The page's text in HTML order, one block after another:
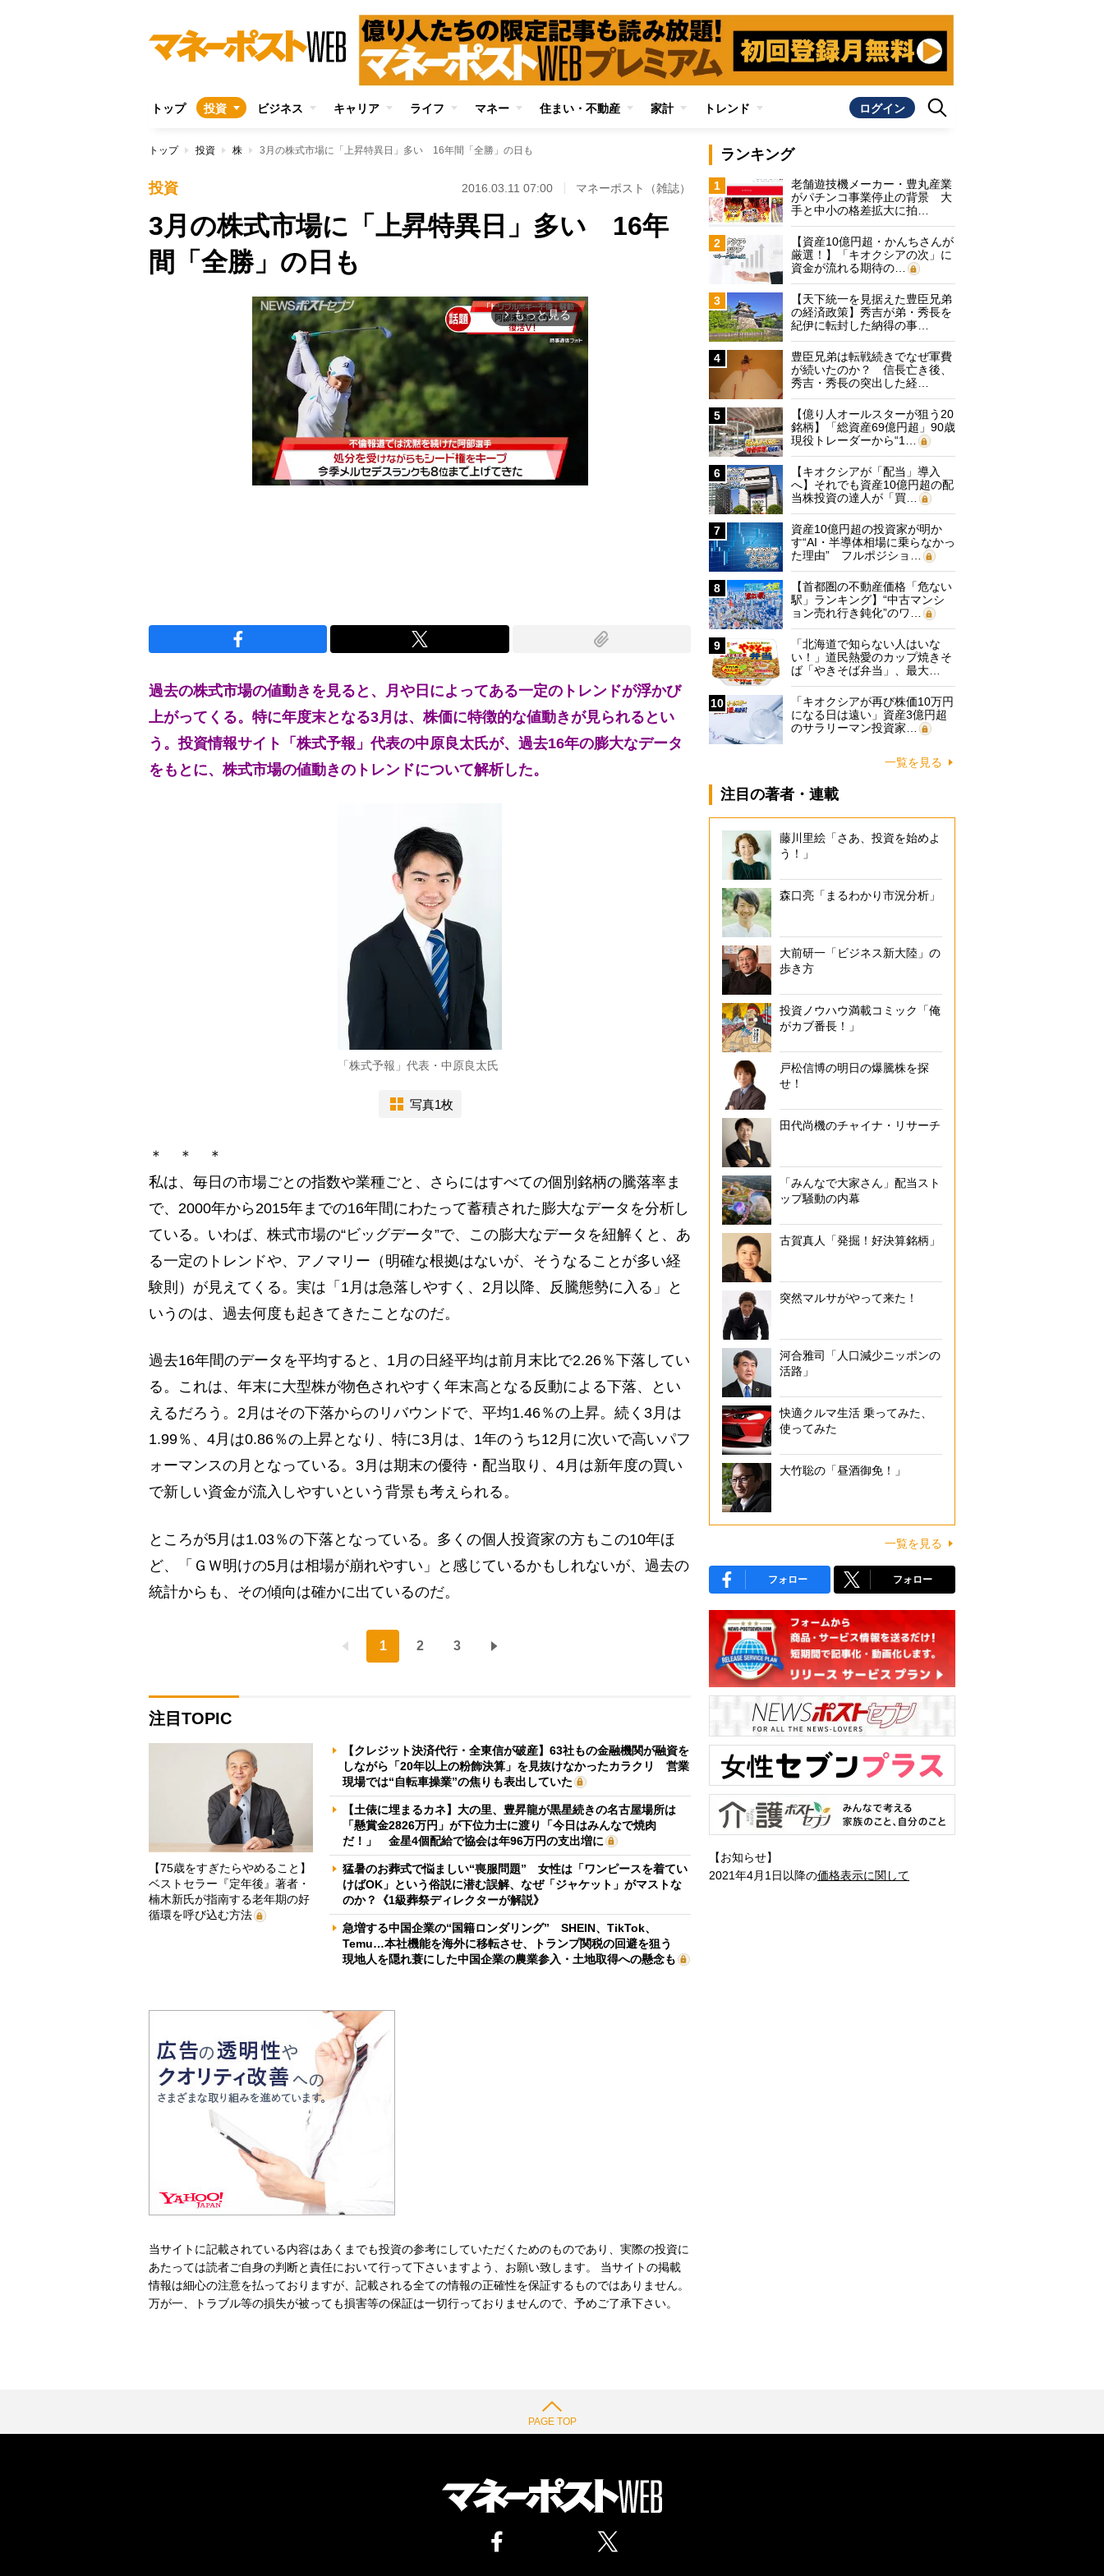
トップ 投資 ビジネス キャリア ライフ マネー 住まい・不動産 家計 トレンド ログイン
トップ 投資 株 3月の株式市場に「上昇特異日」多い 16年間「全勝」の日も
投資 2016.03.11 07:00 マネーポスト（雑誌）
3月の株式市場に「上昇特異日」多い 16年
間「全勝」の日も
arrow_forward_ios もっと見る
過去の株式市場の値動きを見ると、月や日によってある一定のトレンドが浮かび
上がってくる。特に年度末となる3月は、株価に特徴的な値動きが見られるとい
う。投資情報サイト「株式予報」代表の中原良太氏が、過去16年の膨大なデータ
をもとに、株式市場の値動きのトレンドについて解析した。
「株式予報」代表・中原良太氏
写真1枚
＊ ＊ ＊
私は、毎日の市場ごとの指数や業種ごと、さらにはすべての個別銘柄の騰落率ま
で、2000年から2015年までの16年間にわたって蓄積された膨大なデータを分析し
ている。いわば、株式市場の“ビッグデータ”で、この膨大なデータを紐解くと、あ
る一定のトレンドや、アノマリー（明確な根拠はないが、そうなることが多い経
験則）が見えてくる。実は「1月は急落しやすく、2月以降、反騰態勢に入る」と
いうのは、過去何度も起きてきたことなのだ。
過去16年間のデータを平均すると、1月の日経平均は前月末比で2.26％下落してい
る。これは、年末に大型株が物色されやすく年末高となる反動による下落、とい
えるだろう。2月はその下落からのリバウンドで、平均1.46％の上昇。続く3月は
1.99％、4月は0.86％の上昇となり、特に3月は、1年のうち12月に次いで高いパフ
ォーマンスの月となっている。3月は期末の優待・配当取り、4月は新年度の買い
で新しい資金が流入しやすいという背景も考えられる。
ところが5月は1.03％の下落となっている。多くの個人投資家の方もこの10年ほ
ど、「ＧＷ明けの5月は相場が崩れやすい」と感じているかもしれないが、過去の
統計からも、その傾向は確かに出ているのだ。
1 2 3
注目TOPIC
【75歳をすぎたらやめること】
ベストセラー『定年後』著者・
楠木新氏が指南する老年期の好
循環を呼び込む方法
【クレジット決済代行・全東信が破産】63社もの金融機関が融資を
しながら「20年以上の粉飾決算」を見抜けなかったカラクリ 営業
現場では“自転車操業”の焦りも表出していた
【土俵に埋まるカネ】大の里、豊昇龍が黒星続きの名古屋場所は
「懸賞金2826万円」が下位力士に渡り「今日はみんなで焼肉
だ！」 金星4個配給で協会は年96万円の支出増に
猛暑のお葬式で悩ましい“喪服問題” 女性は「ワンピースを着てい
けばOK」という俗説に潜む誤解、なぜ「ジャケット」がマストな
のか？《1級葬祭ディレクターが解説》
急増する中国企業の“国籍ロンダリング” SHEIN、TikTok、
Temu…本社機能を海外に移転させ、トランプ関税の回避を狙う
現地人を隠れ蓑にした中国企業の農業参入・土地取得への懸念も
当サイトに記載されている内容はあくまでも投資の参考にしていただくためのものであり、実際の投資に
あたっては読者ご自身の判断と責任において行って下さいますよう、お願い致します。 当サイトの掲載
情報は細心の注意を払っておりますが、記載される全ての情報の正確性を保証するものではありません。
万が一、トラブル等の損失が被っても損害等の保証は一切行っておりませんので、予めご了承下さい。
ランキング
1
老舗遊技機メーカー・豊丸産業
がパチンコ事業停止の背景 大
手と中小の格差拡大に拍…
2
【資産10億円超・かんちさんが
厳選！】「キオクシアの次」に
資金が流れる期待の…
3
【天下統一を見据えた豊臣兄弟
の経済政策】秀吉が弟・秀長を
紀伊に転封した納得の事…
4
豊臣兄弟は転戦続きでなぜ軍費
が続いたのか？ 信長亡き後、
秀吉・秀長の突出した経…
5
【億り人オールスターが狙う20
銘柄】「総資産69億円超」90歳
現役トレーダーから“1…
6
【キオクシアが「配当」導入
へ】それでも資産10億円超の配
当株投資の達人が「買…
7
資産10億円超の投資家が明か
す“AI・半導体相場に乗らなかっ
た理由” フルポジショ…
8
【首都圏の不動産価格「危ない
駅」ランキング】“中古マンシ
ョン売れ行き鈍化”のワ…
9
「北海道で知らない人はいな
い！」道民熱愛のカップ焼きそ
ば「やきそば弁当」、最大…
10
「キオクシアが再び株価10万円
になる日は遠い」資産3億円超
のサラリーマン投資家…
一覧を見る
注目の著者・連載
藤川里絵「さあ、投資を始めよ
う！」
森口亮「まるわかり市況分析」
大前研一「ビジネス新大陸」の
歩き方
投資ノウハウ満載コミック「俺
がカブ番長！」
戸松信博の明日の爆騰株を探
せ！
田代尚機のチャイナ・リサーチ
「みんなで大家さん」配当スト
ップ騒動の内幕
古賀真人「発掘！好決算銘柄」
突然マルサがやって来た！
河合雅司「人口減少ニッポンの
活路」
快適クルマ生活 乗ってみた、
使ってみた
大竹聡の「昼酒御免！」
一覧を見る
フォロー フォロー
【お知らせ】
2021年4月1日以降の価格表示に関して
PAGE TOP